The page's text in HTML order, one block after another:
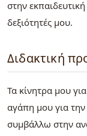
στην εκπαιδευτική
δεξιότητές μου.
Διδακτική
Τα κίνητρα μου
αγάπη μου για την
συμβάλλω στην